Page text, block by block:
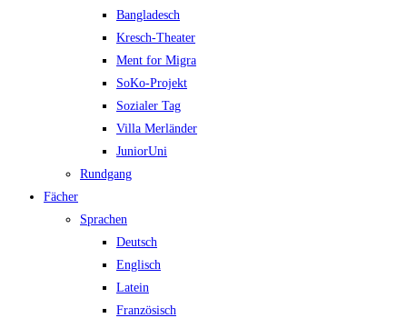
Bangladesch
Kresch-Theater
Ment for Migra
SoKo-Projekt
Sozialer Tag
Villa Merländer
JuniorUni
Rundgang
Fächer
Sprachen
Deutsch
Englisch
Latein
Französisch